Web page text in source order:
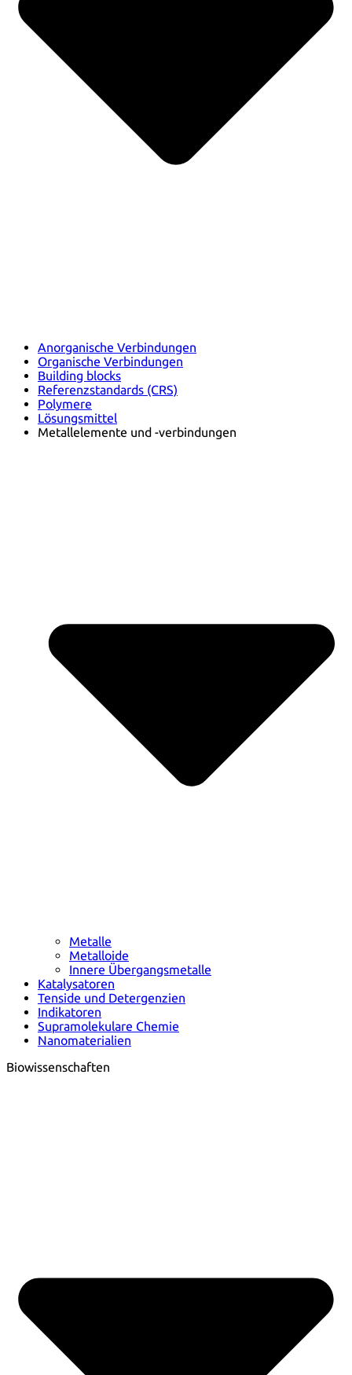
Anorganische Verbindungen
Organische Verbindungen
Building blocks
Referenzstandards (CRS)
Polymere
Lösungsmittel
Metallelemente und -verbindungen
Metalle
Metalloide
Innere Übergangsmetalle
Katalysatoren
Tenside und Detergenzien
Indikatoren
Supramolekulare Chemie
Nanomaterialien
Biowissenschaften